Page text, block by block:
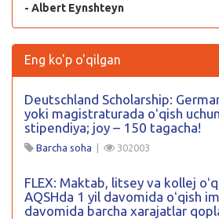
- Albert Eynshteyn
Eng ko'p o'qilgan
Deutschland Scholarship:
yoki magistraturada oʻqish
stipendiya; joy – 150 tagacha!
Barcha soha | 302003
FLEX: Maktab, litsey va kollej
AQSHda 1 yil davomida oʻqish
davomida barcha xarajatlar